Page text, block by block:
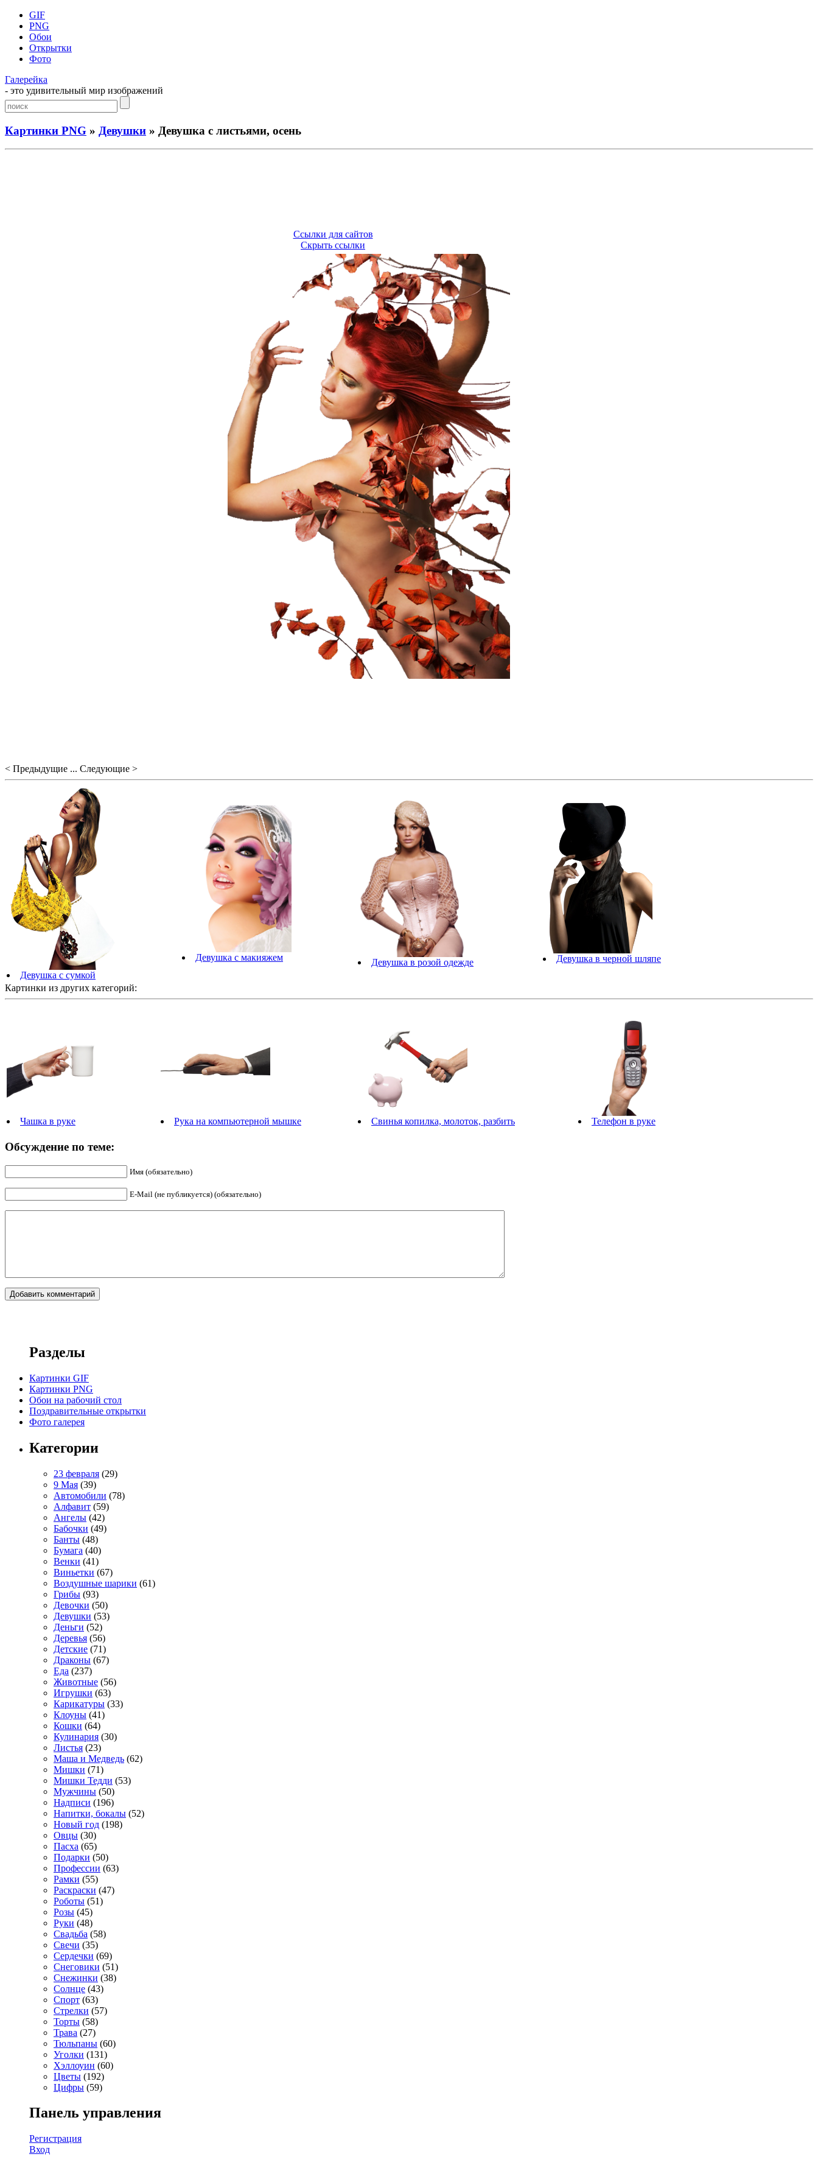
GIF
PNG
Обои
Открытки
Фото
Галерейка
- это удивительный мир изображений
Картинки PNG » Девушки » Девушка с листьями, осень
Ссылки для сайтов
Скрыть ссылки
< Предыдущие ... Следующие >
Девушка с сумкой
Девушка с макияжем Девушка в розой одежде Девушка в черной шляпе
Картинки из других категорий:
Чашка в руке Рука на компьютерной мышке Свинья копилка, молоток, разбить Телефон в руке
Обсуждение по теме:
Имя (обязательно)
E-Mail (не публикуется) (обязательно)
Разделы
Картинки GIF
Картинки PNG
Обои на рабочий стол
Поздравительные открытки
Фото галерея
Категории
23 февраля (29)
9 Мая (39)
Автомобили (78)
Алфавит (59)
Ангелы (42)
Бабочки (49)
Банты (48)
Бумага (40)
Венки (41)
Виньетки (67)
Воздушные шарики (61)
Грибы (93)
Девочки (50)
Девушки (53)
Деньги (52)
Деревья (56)
Детские (71)
Драконы (67)
Еда (237)
Животные (56)
Игрушки (63)
Карикатуры (33)
Клоуны (41)
Кошки (64)
Кулинария (30)
Листья (23)
Маша и Медведь (62)
Мишки (71)
Мишки Тедди (53)
Мужчины (50)
Надписи (196)
Напитки, бокалы (52)
Новый год (198)
Овцы (30)
Пасха (65)
Подарки (50)
Профессии (63)
Рамки (55)
Раскраски (47)
Роботы (51)
Розы (45)
Руки (48)
Свадьба (58)
Свечи (35)
Сердечки (69)
Снеговики (51)
Снежинки (38)
Солнце (43)
Спорт (63)
Стрелки (57)
Торты (58)
Трава (27)
Тюльпаны (60)
Уголки (131)
Хэллоуин (60)
Цветы (192)
Цифры (59)
Панель управления
Регистрация
Вход